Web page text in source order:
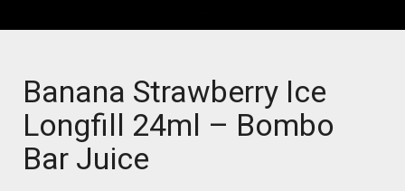
Banana Strawberry Ice
Longfill 24ml – Bombo
Bar Juice